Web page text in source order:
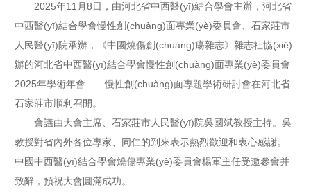
2025年11月8日，由河北省中西醫(yī)結合學會主辦，河北省
中西醫(yī)結合學會慢性創(chuàng)面專業(yè)委員會、石家莊市
人民醫(yī)院承辦，《中國燒傷創(chuàng)瘍雜志》雜志社協(xié)
辦的河北省中西醫(yī)結合學會慢性創(chuàng)面專業(yè)委員會
2025年學術年會——慢性創(chuàng)面專題學術研討會在河北省
石家莊市順利召開。
會議由大會主席、石家莊市人民醫(yī)院吳國斌教授主持。吳
教授對省內外各位專家、同仁的到來表示熱烈歡迎和衷心感謝。
中國中西醫(yī)結合學會燒傷專業(yè)委員會楊軍主任受邀參會并
致辭，預祝大會圓滿成功。